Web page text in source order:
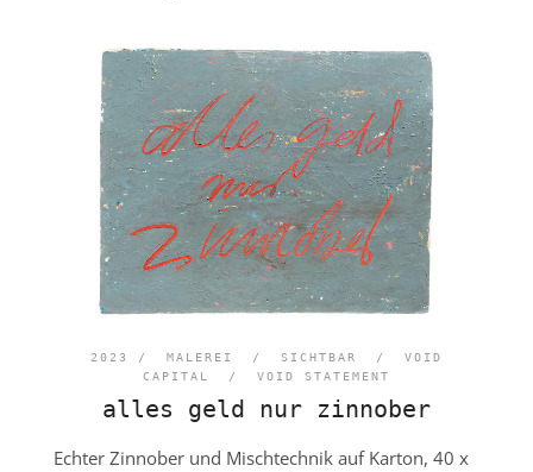
2023 / MALEREI / SICHTBAR / VOID
CAPITAL
/ VOID STATEMENT
alles geld nur zinnober
Echter Zinnober und Mischtechnik auf Karton, 40 x